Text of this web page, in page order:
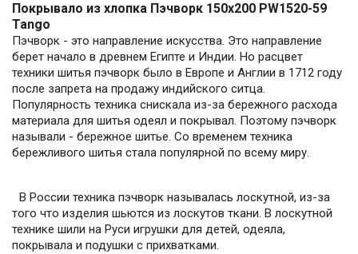
Покрывало из хлопка Пэчворк 150х200 PW1520-59
Tango
Пэчворк - это направление искусства. Это направление
берет начало в древнем Египте и Индии. Но расцвет
техники шитья пэчворк было в Европе и Англии в 1712 году
после запрета на продажу индийского ситца.
Популярность техника снискала из-за бережного расхода
материала для шитья одеял и покрывал. Поэтому пэчворк
называли - бережное шитье. Со временем техника
бережливого шитья стала популярной по всему миру.
В России техника пэчворк называлась лоскутной, из-за
того что изделия шьются из лоскутов ткани. В лоскутной
технике шили на Руси игрушки для детей, одеяла,
покрывала и подушки с прихватками.